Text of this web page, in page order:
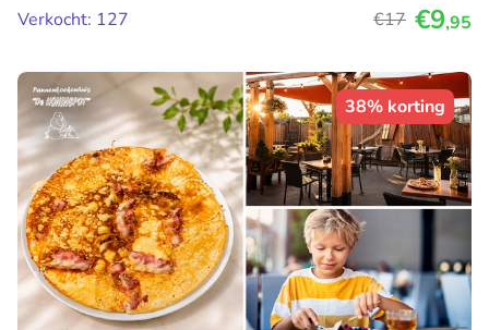
Verkocht: 127
€17 €9,95
38% korting